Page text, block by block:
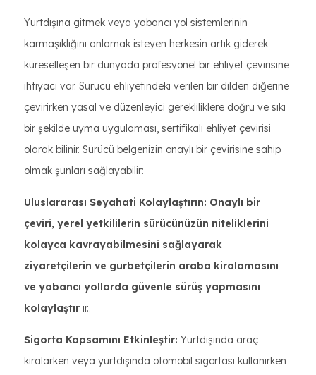
Yurtdışına gitmek veya yabancı yol sistemlerinin
karmaşıklığını anlamak isteyen herkesin artık giderek
küreselleşen bir dünyada profesyonel bir ehliyet çevirisine
ihtiyacı var. Sürücü ehliyetindeki verileri bir dilden diğerine
çevirirken yasal ve düzenleyici gerekliliklere doğru ve sıkı
bir şekilde uyma uygulaması, sertifikalı ehliyet çevirisi
olarak bilinir. Sürücü belgenizin onaylı bir çevirisine sahip
olmak şunları sağlayabilir:
Uluslararası Seyahati Kolaylaştırın: Onaylı bir
çeviri, yerel yetkililerin sürücünüzün niteliklerini
kolayca kavrayabilmesini sağlayarak
ziyaretçilerin ve gurbetçilerin araba kiralamasını
ve yabancı yollarda güvenle sürüş yapmasını
kolaylaştır ır..
Sigorta Kapsamını Etkinleştir: Yurtdışında araç
kiralarken veya yurtdışında otomobil sigortası kullanırken